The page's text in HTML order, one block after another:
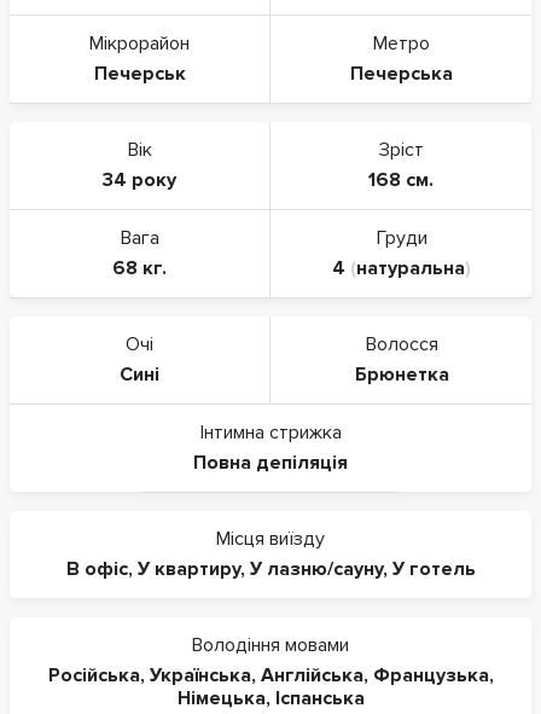
Мікрорайон
Печерськ
Метро
Печерська
Вік
34 року
Зріст
168 см.
Вага
68 кг.
Груди
4 (натуральна)
Очі
Сині
Волосся
Брюнетка
Інтимна стрижка
Повна депіляція
Місця виїзду
В офіс, У квартиру, У лазню/сауну, У готель
Володіння мовами
Російська, Українська, Англійська, Французька,
Німецька, Іспанська